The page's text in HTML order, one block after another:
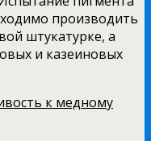
производить
штукатурке, а
и казеиновых
к медному